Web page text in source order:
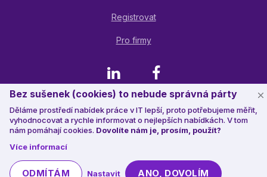
Bez sušenek (cookies) to nebude správná párty
Děláme prostředí nabídek práce v IT lepší, proto potřebujeme měřit,
vyhodnocovat a rychle informovat o nejlepších nabídkách. V tom
nám pomáhají cookies. Dovolíte nám je, prosím, použít?
Více informací
ANO, DOVOLÍM
Nastavit
ODMÍTÁM
Registrovat
Pro firmy
LinkedIn Facebook
© 2023 Jobstack.it, všechna práva vyhrazena